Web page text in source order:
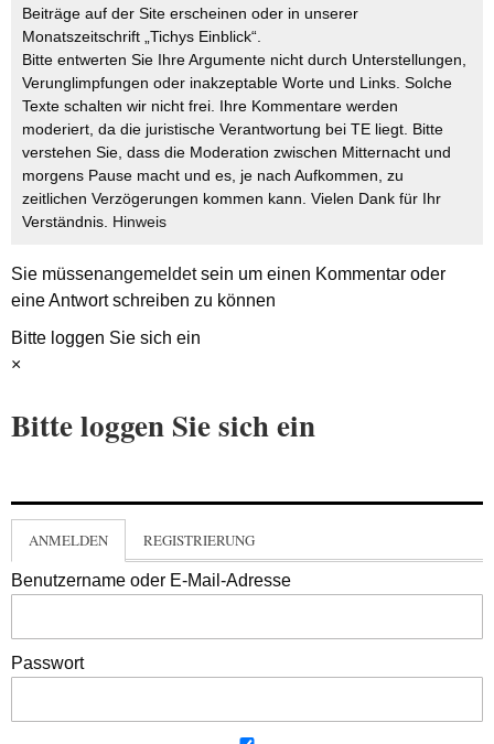
Beiträge auf der Site erscheinen oder in unserer
Monatszeitschrift „Tichys Einblick“.
Bitte entwerten Sie Ihre Argumente nicht durch Unterstellungen,
Verunglimpfungen oder inakzeptable Worte und Links. Solche
Texte schalten wir nicht frei. Ihre Kommentare werden
moderiert, da die juristische Verantwortung bei TE liegt. Bitte
verstehen Sie, dass die Moderation zwischen Mitternacht und
morgens Pause macht und es, je nach Aufkommen, zu
zeitlichen Verzögerungen kommen kann. Vielen Dank für Ihr
Verständnis. Hinweis
Sie müssenangemeldetsein um einen Kommentar oder
eine Antwort schreiben zu können
Bitte loggen Sie sich ein
×
Bitte loggen Sie sich ein
ANMELDEN REGISTRIERUNG
Benutzername oder E-Mail-Adresse
Passwort